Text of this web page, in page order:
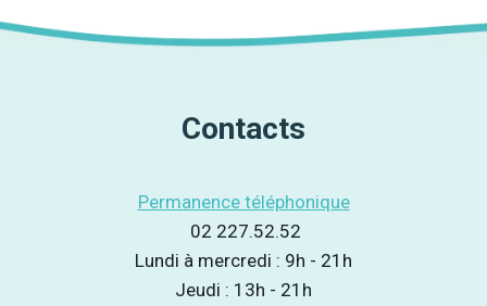
DIT
DROGUES
Contacts
Permanence téléphonique
02 227.52.52
Lundi à mercredi : 9h - 21h
Jeudi : 13h - 21h